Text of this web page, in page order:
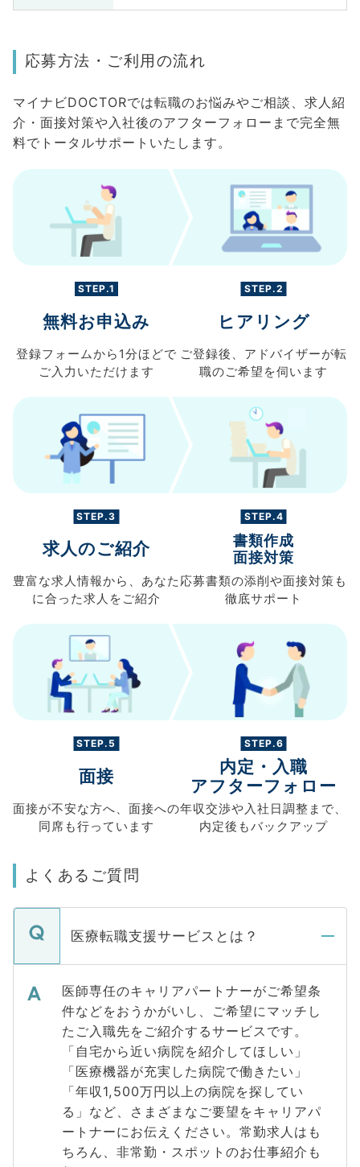
応募方法・ご利用の流れ
マイナビDOCTORでは転職のお悩みやご相談、求人紹
介・面接対策や入社後のアフターフォローまで完全無
料でトータルサポートいたします。
STEP.1
無料お申込み
登録フォームから 1分ほどで
ご入力 いただけます
STEP.2
ヒアリング
ご登録後、 アドバイザーが転
職のご希望を伺います
STEP.3
求人のご紹介
豊富な求人情報から、 あなた
に合った求人を ご紹介
STEP.4
書類作成
面接対策
応募書類の添削や面接対策も
徹底サポート
STEP.5
面接
面接が不安な方へ、 面接への
同席も行っています
STEP.6
内定・入職
アフターフォロー
年収交渉や入社日調整まで、
内定後もバックアップ
よくあるご質問
医療転職支援サービスとは？
医師専任のキャリアパートナーがご希望条
件などをおうかがいし、ご希望にマッチし
たご入職先をご紹介するサービスです。
「自宅から近い病院を紹介してほしい」
「医療機器が充実した病院で働きたい」
「年収1,500万円以上の病院を探してい
る」など、さまざまなご要望をキャリアパ
ートナーにお伝えください。常勤求人はも
ちろん、非常勤・スポットのお仕事紹介も